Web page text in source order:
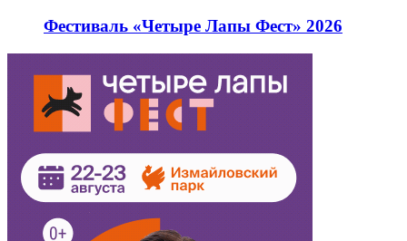
Фестиваль «Четыре Лапы Фест» 2026